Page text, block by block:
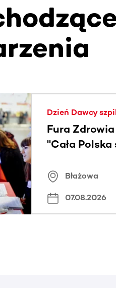
treści przewijane w
Dzień Dawcy
Fura
"Cała
Błażowa
07.08.2026